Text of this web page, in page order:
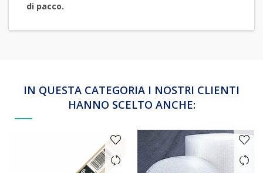
di pacco.
IN QUESTA CATEGORIA I NOSTRI CLIENTI
HANNO SCELTO ANCHE: